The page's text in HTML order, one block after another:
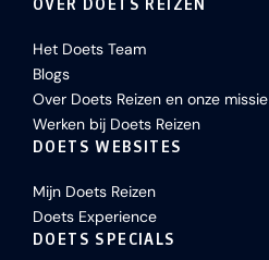
OVER DOETS REIZEN
Het Doets Team
Blogs
Over Doets Reizen en onze missie
Werken bij Doets Reizen
DOETS WEBSITES
Mijn Doets Reizen
Doets Experience
DOETS SPECIALS